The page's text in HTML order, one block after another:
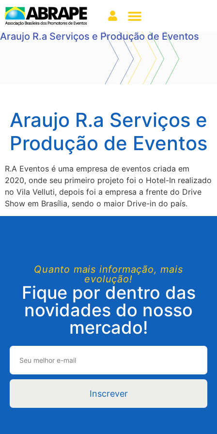
Araujo R.a Serviços e Produção de Eventos
Araujo R.a Serviços e
Produção de Eventos
R.A Eventos é uma empresa de eventos criada em
2020, onde seu primeiro projeto foi o Hotel-In realizado
no Vila Velluti, depois foi a empresa a frente do Drive
Show em Brasília, sendo o maior Drive-in do país.
Quanto mais informação, mais
evolução!
Fique por dentro das
novidades do nosso
mercado!
Inscrever